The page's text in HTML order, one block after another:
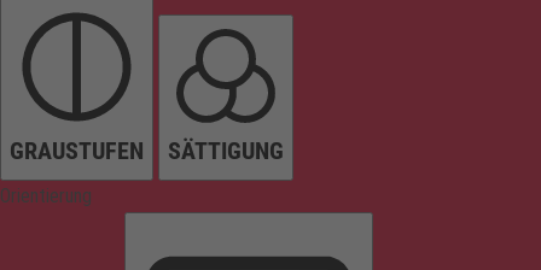
GRAUSTUFEN SÄTTIGUNG
Orientierung